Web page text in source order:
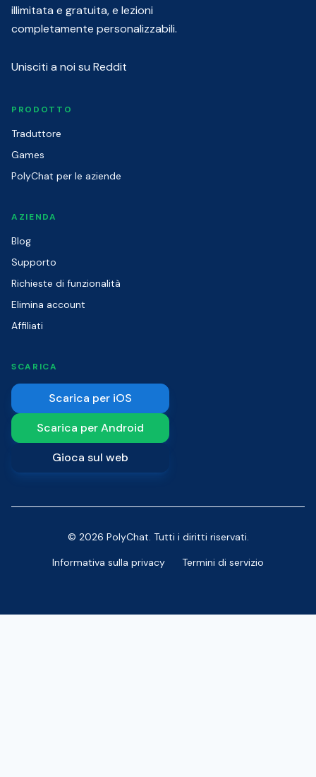
illimitata e gratuita, e lezioni
completamente personalizzabili.
Unisciti a noi su Reddit
PRODOTTO
Traduttore
Games
PolyChat per le aziende
AZIENDA
Blog
Supporto
Richieste di funzionalità
Elimina account
Affiliati
SCARICA
Scarica per iOS
Scarica per Android
Gioca sul web
© 2026 PolyChat. Tutti i diritti riservati.
Informativa sulla privacy
Termini di servizio